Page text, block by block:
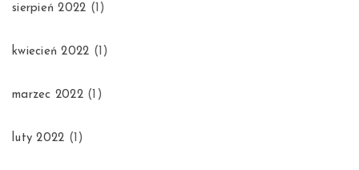
sierpień 2022 (1)
kwiecień 2022 (1)
marzec 2022(1)
luty 2022 (1)